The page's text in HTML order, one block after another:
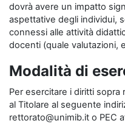
dovrà avere un impatto
aspettative degli individui,
connessi alle attività
docenti (quale valutazioni,
Modalità di
Per esercitare i diritti
al Titolare al seguente
rettorato@unimib.it o PEC